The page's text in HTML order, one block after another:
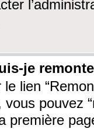
je
lien
vous pouvez
première